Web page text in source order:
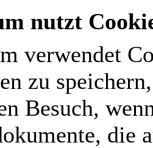
nutzt
verwendet
zu
Besuch,
die